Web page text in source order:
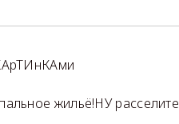
жильё!НУ расселите